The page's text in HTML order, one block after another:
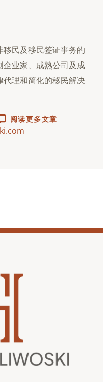
民及移民签证事务的
业家、成熟公司及成
理和简化的移民解决
阅读更多文章